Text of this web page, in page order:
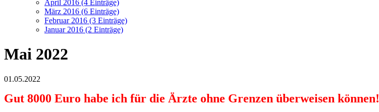
April 2016 (4 Einträge)
März 2016 (6 Einträge)
Februar 2016 (3 Einträge)
Januar 2016 (2 Einträge)
Mai 2022
01.05.2022
Gut 8000 Euro habe ich für die Ärzte ohne Grenzen überweisen können!